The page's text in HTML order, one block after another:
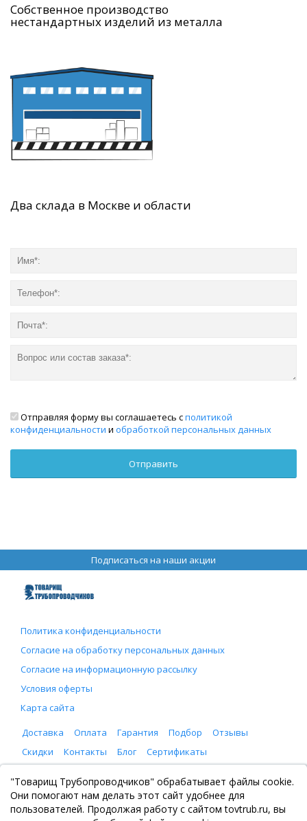
Собственное производство
нестандартных изделий из металла
Два склада в Москве и области
Отправляя форму вы соглашаетесь сполитикой
конфиденциальности и обработкой персональных данных
Подписаться на наши акции
Политика конфиденциальности
Согласие на обработку персональных данных
Согласие на информационную рассылку
Условия оферты
Карта сайта
Доставка
Оплата Гарантия Подбор
Отзывы
Скидки
Контакты Блог Сертификаты
ООО "Товарищ Трубопроводчиков"
Москва, Рязанский проспект 8, с. 2
+7 (495) 065-46-75
zakaz@tovtrub.ru
"Товарищ Трубопроводчиков" обрабатывает файлы cookie.
Они помогают нам делать этот сайт удобнее для
пользователей. Продолжая работу с сайтом tovtrub.ru, вы